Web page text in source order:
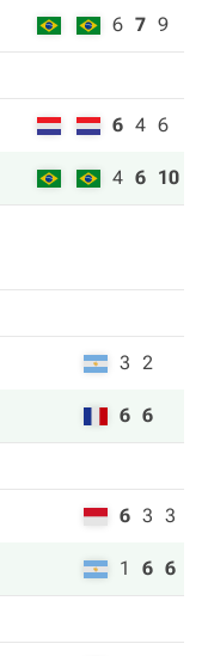
6 7 9
6 4 6
4 6 10
3 2
6 6
6 3 3
1 6 6